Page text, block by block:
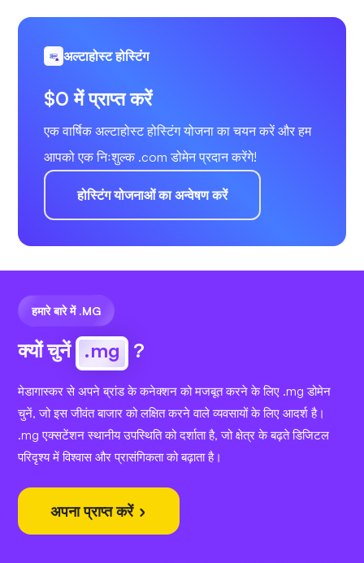
अल्टाहोस्ट होस्टिंग
$0 में प्राप्त करें
एक वार्षिक अल्टाहोस्ट होस्टिंग योजना का चयन करें और हम
आपको एक निःशुल्क .com डोमेन प्रदान करेंगे!
होस्टिंग योजनाओं का अन्वेषण करें
हमारे बारे में .MG
क्यों चुनें .mg ?
मेडागास्कर से अपने ब्रांड के कनेक्शन को मजबूत करने के लिए .mg डोमेन
चुनें, जो इस जीवंत बाजार को लक्षित करने वाले व्यवसायों के लिए आदर्श है।
.mg एक्सटेंशन स्थानीय उपस्थिति को दर्शाता है, जो क्षेत्र के बढ़ते डिजिटल
परिदृश्य में विश्वास और प्रासंगिकता को बढ़ाता है।
अपना प्राप्त करें